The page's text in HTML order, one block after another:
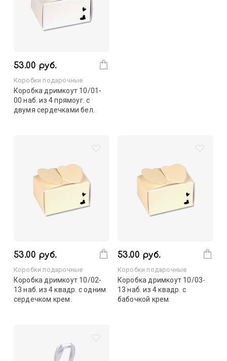
53.00 руб.
Коробки подарочные
Коробка дримкоут 10/01-
00 наб. из 4 прямоуг. с
двумя сердечками бел.
53.00 руб.
Коробки подарочные
Коробка дримкоут 10/02-
13 наб. из 4 квадр. с одним
сердечком крем.
53.00 руб.
Коробки подарочные
Коробка дримкоут 10/03-
13 наб. из 4 квадр. с
бабочкой крем.